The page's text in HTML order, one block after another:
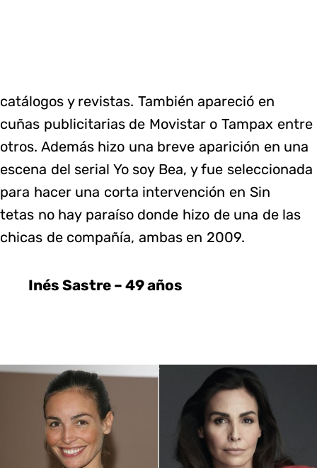
catálogos y revistas. También apareció en
cuñas publicitarias de Movistar o Tampax entre
otros. Además hizo una breve aparición en una
escena del serial Yo soy Bea, y fue seleccionada
para hacer una corta intervención en Sin
tetas no hay paraíso donde hizo de una de las
chicas de compañía, ambas en 2009.
Inés Sastre – 49 años